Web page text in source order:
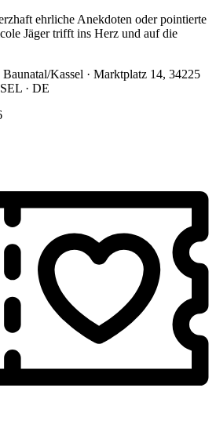
ehrliche Anekdoten oder pointierte
Jäger trifft ins Herz und auf die
Baunatal/Kassel · Marktplatz 14, 34225
· DE